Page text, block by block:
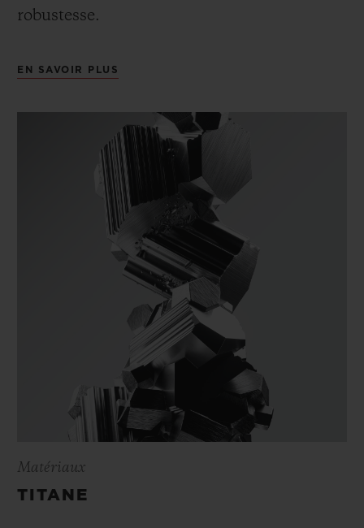
robustesse.
EN SAVOIR PLUS
Matériaux
TITANE